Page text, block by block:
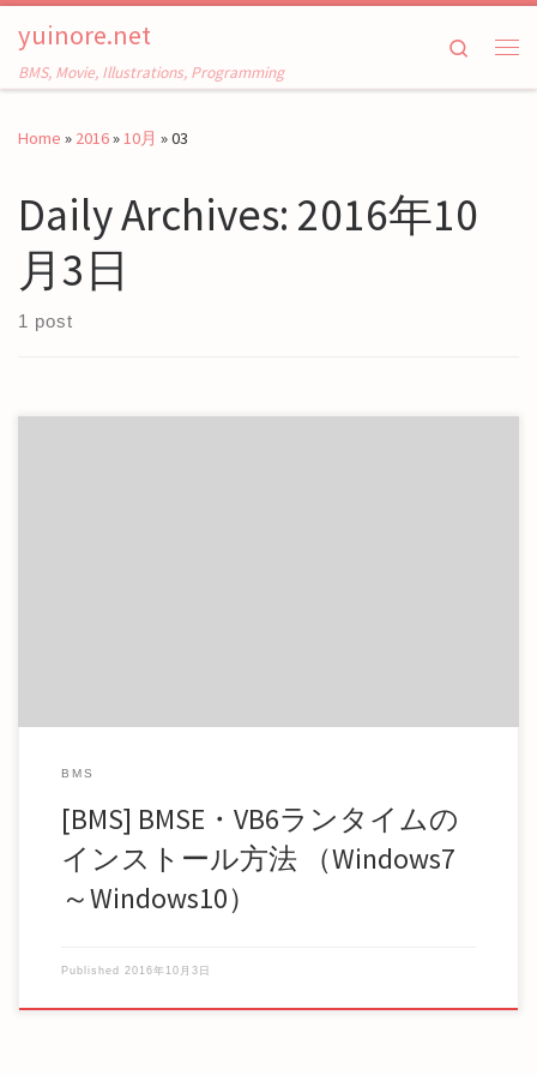
Skip to content
yuinore.net
BMS, Movie, Illustrations, Programming
Search
Home » 2016» 10月 »03
Daily Archives: 2016年10
月3日
1 post
BMS
[BMS] BMSE・VB6ランタイムの
インストール方法 （Windows7
～Windows10）
Published 2016年10月3日